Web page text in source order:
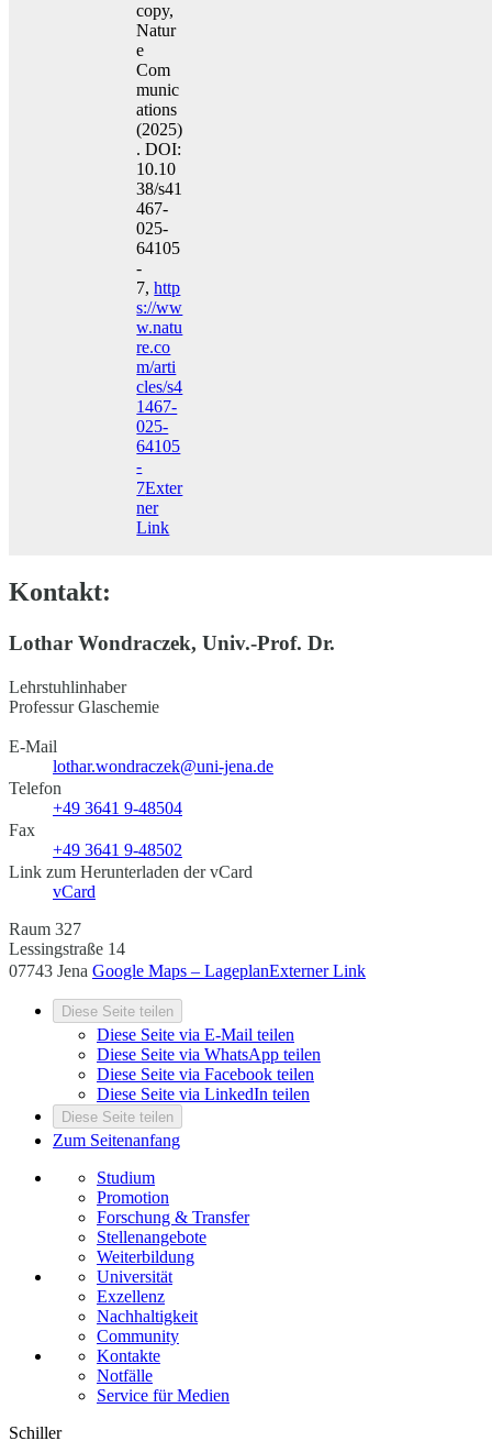
copy,
Natur
e
Com
munic
ations
(2025)
. DOI:
10.10
38/s41
467-
025-
64105
-
7,http
s://ww
w.natu
re.co
m/arti
cles/s4
1467-
025-
64105
-
7Exter
ner
Link
Kontakt:
Lothar Wondraczek, Univ.-Prof. Dr.
Lehrstuhlinhaber
Professur Glaschemie
E-Mail
lothar.wondraczek@uni-jena.de
Telefon
+49 3641 9-48504
Fax
+49 3641 9-48502
Link zum Herunterladen der vCard
vCard
Raum 327
Lessingstraße 14
07743 Jena Google Maps – LageplanExterner Link
Diese Seite teilen
Diese Seite via E-Mail teilen
Diese Seite via WhatsApp teilen
Diese Seite via Facebook teilen
Diese Seite via LinkedIn teilen
Diese Seite teilen
Zum Seitenanfang
Studium
Promotion
Forschung & Transfer
Stellenangebote
Weiterbildung
Universität
Exzellenz
Nachhaltigkeit
Community
Kontakte
Notfälle
Service für Medien
Schiller